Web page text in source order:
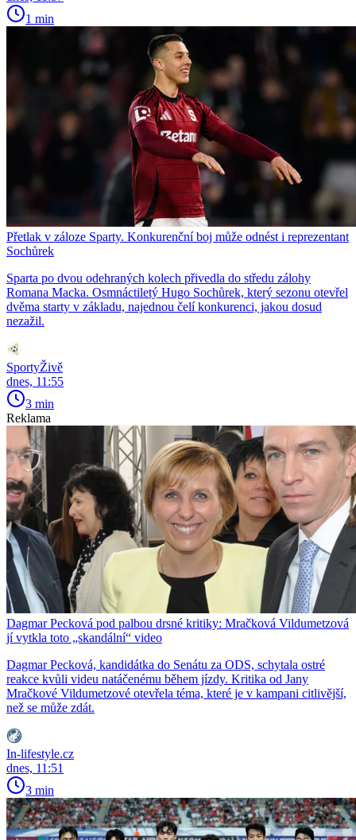
1 min
Přetlak v záloze Sparty. Konkurenční boj může odnést i reprezentant
Sochůrek
Sparta po dvou odehraných kolech přivedla do středu zálohy
Romana Macka. Osmnáctiletý Hugo Sochůrek, který sezonu otevřel
dvěma starty v základu, najednou čelí konkurenci, jakou dosud
nezažil.
SportyŽivě
dnes, 11:55
3 min
Reklama
Dagmar Pecková pod palbou drsné kritiky: Mračková Vildumetzová
jí vytkla toto „skandální“ video
Dagmar Pecková, kandidátka do Senátu za ODS, schytala ostré
reakce kvůli videu natáčenému během jízdy. Kritika od Jany
Mračkové Vildumetzové otevřela téma, které je v kampani citlivější,
než se může zdát.
In-lifestyle.cz
dnes, 11:51
3 min